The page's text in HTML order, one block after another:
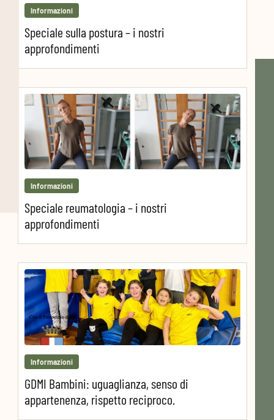
Informazioni
Speciale sulla postura – i nostri
approfondimenti
Informazioni
Speciale reumatologia – i nostri
approfondimenti
Informazioni
GDMI Bambini: uguaglianza, senso di
appartenenza, rispetto reciproco.